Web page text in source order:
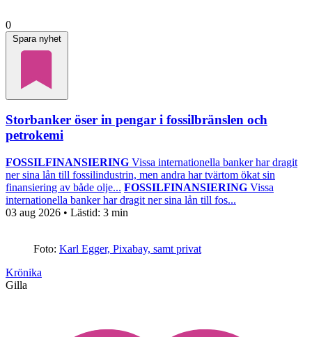
0
Spara nyhet
Storbanker öser in pengar i fossilbränslen och
petrokemi
FOSSILFINANSIERING Vissa internationella banker har dragit
ner sina lån till fossilindustrin, men andra har tvärtom ökat sin
finansiering av både olje... FOSSILFINANSIERING Vissa
internationella banker har dragit ner sina lån till fos...
03 aug 2026 • Lästid: 3 min
Foto: Karl Egger, Pixabay, samt privat
Krönika
Gilla